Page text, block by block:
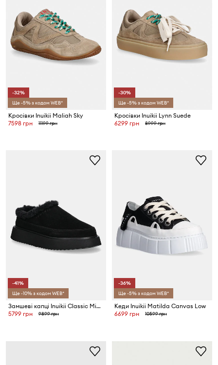
-32%
Ще -5% з кодом WEB*
Кросівки Inuikii Maliah Sky
7598 грн
11199 грн
-30%
Ще -5% з кодом WEB*
Кросівки Inuikii Lynn Suede
6299 грн
8999 грн
-41%
Ще -10% з кодом WEB*
Замшеві капці Inuikii Classic Micro
5799 грн
9899 грн
-36%
Ще -5% з кодом WEB*
Кеди Inuikii Matilda Canvas Low
6699 грн
10599 грн